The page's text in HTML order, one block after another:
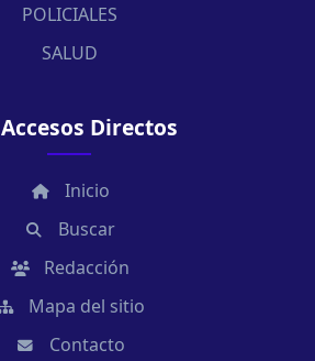
POLICIALES
SALUD
Accesos Directos
Inicio
Buscar
Redacción
Mapa del sitio
Contacto